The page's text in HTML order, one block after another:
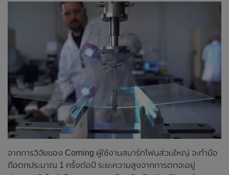
จากการวิจัยของ Corning ผู้ใช้งานสมาร์ทโฟนส่วนใหญ่ จะทำมือ
ถือตกประมาณ 1 ครั้งต่อปี ระยะความสูงจากการตกจะอยู่